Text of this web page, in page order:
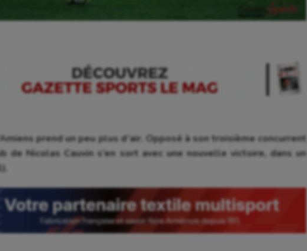
prend un peu plus d’air. Opposé à son troisième concurrent
de Nicolas Cauvin s’en sort avec une nouvelle victoire, dans un